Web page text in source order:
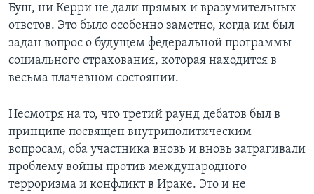
Буш, ни Керри не дали прямых и вразумительных
ответов. Это было особенно заметно, когда им был
задан вопрос о будущем федеральной программы
социального страхования, которая находится в
весьма плачевном состоянии.
Несмотря на то, что третий раунд дебатов был в
принципе посвящен внутриполитическим
вопросам, оба участника вновь и вновь затрагивали
проблему войны против международного
терроризма и конфликт в Ираке. Это и не